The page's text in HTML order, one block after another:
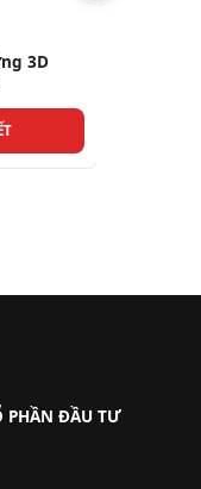
3D
PHẦN ĐẦU TƯ